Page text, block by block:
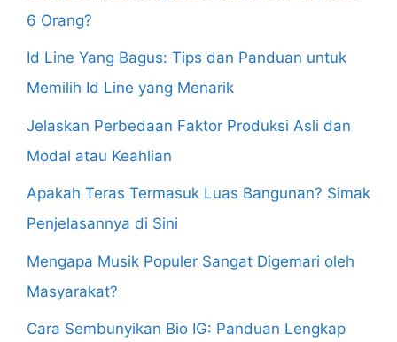
6 Orang?
Id Line Yang Bagus: Tips dan Panduan untuk
Memilih Id Line yang Menarik
Jelaskan Perbedaan Faktor Produksi Asli dan
Modal atau Keahlian
Apakah Teras Termasuk Luas Bangunan? Simak
Penjelasannya di Sini
Mengapa Musik Populer Sangat Digemari oleh
Masyarakat?
Cara Sembunyikan Bio IG: Panduan Lengkap